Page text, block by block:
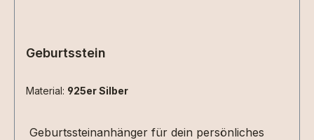
Geburtsstein
Material: 925er Silber
Geburtssteinanhänger für dein persönliches